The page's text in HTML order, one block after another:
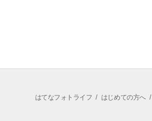
はてなフォトライフ / はじめての方へ/